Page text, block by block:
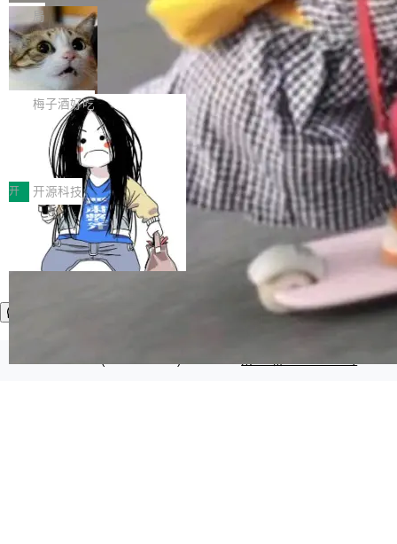
可控性和代码质量提出了更高要求。 首先是数据
安全与合规要求。对于大多数普通研发场景，公
有云模型能够满足快速试用和效率提升的需求。
但对于金融、能源、医疗等对数据安全要求较...
各业的Agent走向规模化建设，算力构成形态逐
渐丰富，用户关注的重点也在发生变化：不只是
让AI用起来，还要进一步看清混合算力时代下，
Token花在哪里、算力是否被充分利用，以及持
续增长的AI成本该如何优化。 深信服AI算力网关
正是围绕这些实际问题，从Token治理和成本治
理两个方面，让用户的每一份算力都看得清、管
得住、用得稳、省得下、更安全！ 一、从现在开
始，Token使用一目...
Bigtable 作者之一。TensorFlow 的作者之一。
Gemini 的架构师。Google 首席科学家。 Jeff D
ean 在 Google 工作了 27 年后，宣布离职。 他
不是一个人走。一同离开的还有 Sanjay Ghema
wat（Google 员工编号 23，Jeff Dean 二十多
年的编程搭档，MapReduce 和 Bigtable 的共同
作者）、Quoc Le（Google 大脑核心成员，Se
q2Seq 和 DocAI 的共同发明人）以及 Oriol Vin
yals（Gemini 联合负责人，AlphaSta...
局
🔥 SolonCode v2026.8.4 发布：界面
字体可调、22 种语言、记忆搜索增强
打开终端就能上岗的全中文编码智能体，这一轮
把「看得清、用母语、记得住」三件事一次补
齐。 SolonCode 是什么 SolonCode 是杭州无
耳科技研发的企业级终端编码智能体——一位全
中文驱动的数字员工，自主理解需求、规划步
骤、编写代码。不挑模型、不挑平台，curl 一行
装完即用。 开源地址：Gitee · GitCode · GitHu
b 安装 支持 Java 8+（8~26）、macOS / Linu
x / Windows / Harmony PC。 # macOS / Linu
x / Harmony PC curl -fsSL https://solon.noea
梅子酒好吃
让“代码语义理解”深度释放AI Coding
价值潜能：华为云码道（CodeArts）
代码仓技术解析
一、代码仓深度理解技术的作用与价值 在软件工
程实践中，代码仓是企业核心知识资产的主要载
体。企业级代码仓库通常包含数十万乃至数百万
个文件，其规模远超单次模型调用可承载的上下
文窗口。随着项目规模的持续扩张与代码历史的
不断累积，代码仓中的模块关系、接口契约、业
务逻辑等关键信息往往分散于数十乃至数百个文
件之中，形成高度复杂的知识关联网络。传统的
开 开源科技